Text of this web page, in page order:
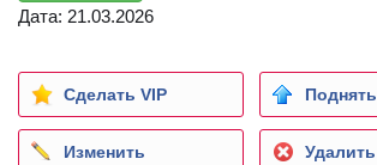
Дата: 21.03.2026
Сделать VIP Поднять
Изменить Удалить